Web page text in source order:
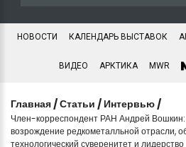
НОВОСТИ КАЛЕНДАРЬ ВЫСТАВОК
ВИДЕО АРКТИКА MWR
Главная /Статьи / Интервью /
Член-корреспондент РАН Андрей
возрождение редкометалльной отрасли,
технологический суверенитет и лидерство